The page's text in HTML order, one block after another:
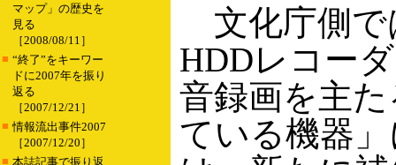
マップ」の歴史を
見る
［2008/08/11］
■ “終了”をキーワー
ドに2007年を振り
返る
［2007/12/21］
■ 情報流出事件2007
［2007/12/20］
■ 本誌記事で振り返
文化庁側で
HDDレコー
音録画を主
ている機器